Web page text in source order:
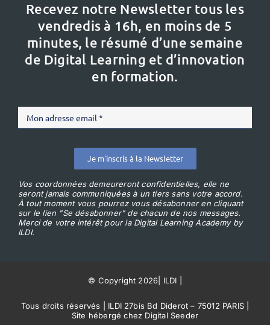
Recevez notre Newsletter tous les
vendredis à 16h, en moins de 5
minutes, le résumé d’une semaine
de Digital Learning et d’innovation
en formation.
Je m'inscris à la Newsletter
Vos coordonnées demeureront confidentielles, elle ne
seront jamais communiquées à un tiers sans votre accord.
À tout moment vous pourrez vous désabonner en cliquant
sur le lien "Se désabonner" de chacun de nos messages.
Merci de votre intérêt pour la Digital Learning Academy by
ILDI.
© Copyright 2026 ILDI
Tous droits réservés | ILDI 27bis Bd Diderot – 75012 PARIS |
Site hébergé chez Digital Seeder